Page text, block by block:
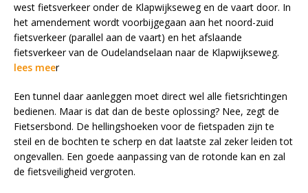
west fietsverkeer onder de Klapwijkseweg en de vaart door. In
het amendement wordt voorbijgegaan aan het noord-zuid
fietsverkeer (parallel aan de vaart) en het afslaande
fietsverkeer van de Oudelandselaan naar de Klapwijkseweg.
lees meer
Een tunnel daar aanleggen moet direct wel alle fietsrichtingen
bedienen. Maar is dat dan de beste oplossing? Nee, zegt de
Fietsersbond. De hellingshoeken voor de fietspaden zijn te
steil en de bochten te scherp en dat laatste zal zeker leiden tot
ongevallen. Een goede aanpassing van de rotonde kan en zal
de fietsveiligheid vergroten.